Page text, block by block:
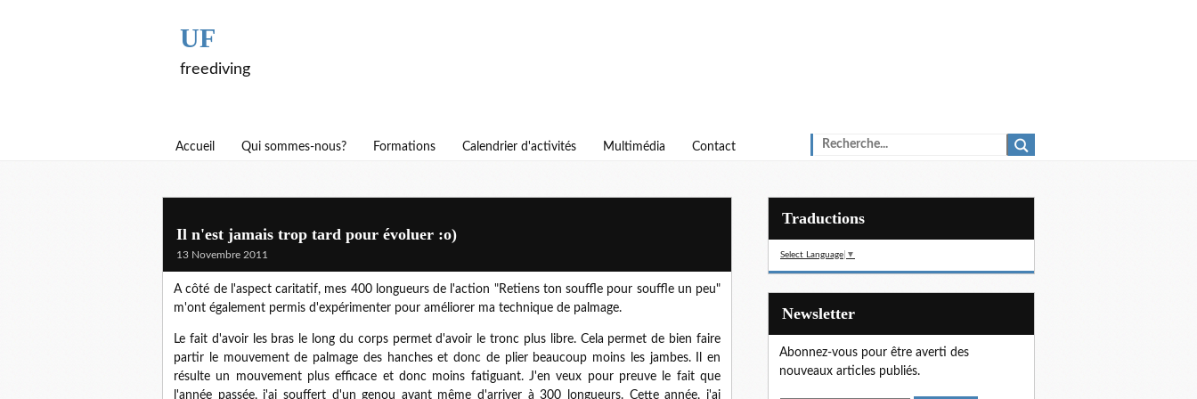
UF
freediving
Accueil Qui sommes-nous? Formations Calendrier d'activités Multimédia Contact
Il n'est jamais trop tard pour évoluer :o)
13 Novembre 2011
A côté de l'aspect caritatif, mes 400 longueurs de l'action "Retiens ton souffle pour souffle un peu"
m'ont également permis d'expérimenter pour améliorer ma technique de palmage.
Le fait d'avoir les bras le long du corps permet d'avoir le tronc plus libre. Cela permet de bien faire
partir le mouvement de palmage des hanches et donc de plier beaucoup moins les jambes. Il en
résulte un mouvement plus efficace et donc moins fatiguant. J'en veux pour preuve le fait que
l'année passée, j'ai souffert d'un genou avant même d'arriver à 300 longueurs. Cette année, j'ai
Traductions
Select Language ▼
Newsletter
Abonnez-vous pour être averti des
nouveaux articles publiés.